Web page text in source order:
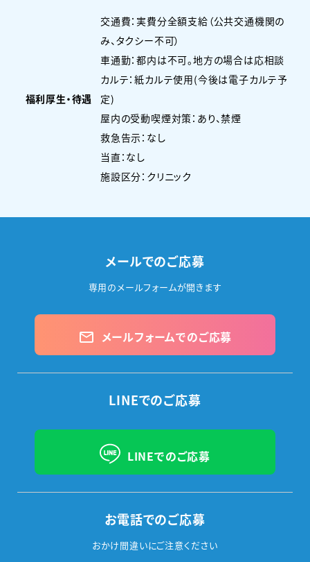
福利厚生・待遇
交通費：実費分全額支給（公共交通機関の
み、タクシー不可）
車通勤：都内は不可。地方の場合は応相談
カルテ：紙カルテ使用(今後は電子カルテ予
定)
屋内の受動喫煙対策：あり、禁煙
救急告示：なし
当直：なし
施設区分：クリニック
メールでのご応募
専用のメールフォームが開きます
mail_outline メールフォームでのご応募
LINEでのご応募
LINEでのご応募
お電話でのご応募
おかけ間違いにご注意ください